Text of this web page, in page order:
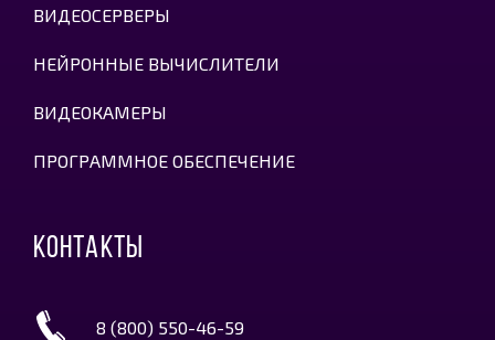
ВИДЕОСЕРВЕРЫ
НЕЙРОННЫЕ ВЫЧИСЛИТЕЛИ
ВИДЕОКАМЕРЫ
ПРОГРАММНОЕ ОБЕСПЕЧЕНИЕ
КОНТАКТЫ
8 (800) 550-46-59